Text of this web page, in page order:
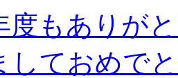
度もありが
しておめで